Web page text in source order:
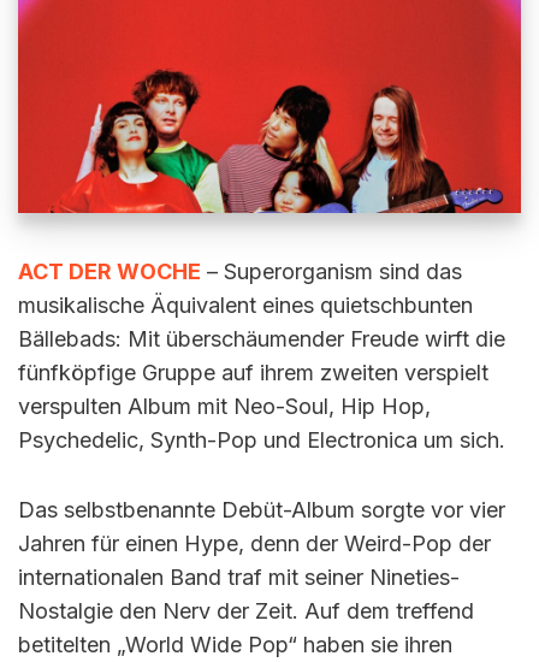
ACT DER WOCHE – Superorganism sind das
musikalische Äquivalent eines quietschbunten
Bällebads: Mit überschäumender Freude wirft die
fünfköpfige Gruppe auf ihrem zweiten verspielt
verspulten Album mit Neo-Soul, Hip Hop,
Psychedelic, Synth-Pop und Electronica um sich.
Das selbstbenannte Debüt-Album sorgte vor vier
Jahren für einen Hype, denn der Weird-Pop der
internationalen Band traf mit seiner Nineties-
Nostalgie den Nerv der Zeit. Auf dem treffend
betitelten „World Wide Pop“ haben sie ihren